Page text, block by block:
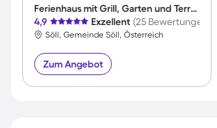
Ferienhaus mit Grill, Garten und Terrasse | Bergblick
4,9
Exzellent (25 Bewertungen)
Söll, Gemeinde Söll, Österreich
Zum Angebot